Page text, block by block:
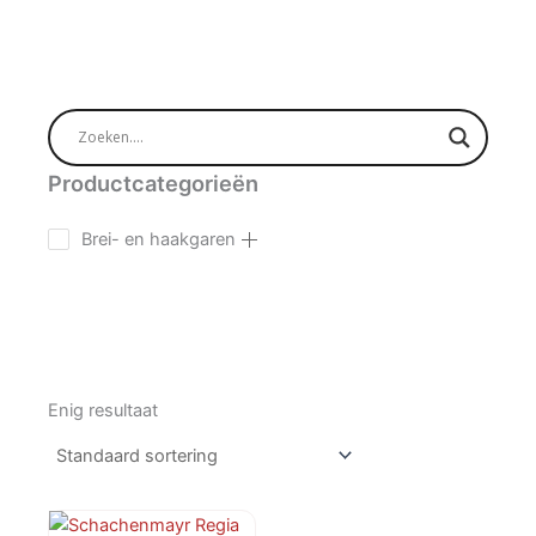
Productcategorieën
Brei- en haakgaren
Enig resultaat